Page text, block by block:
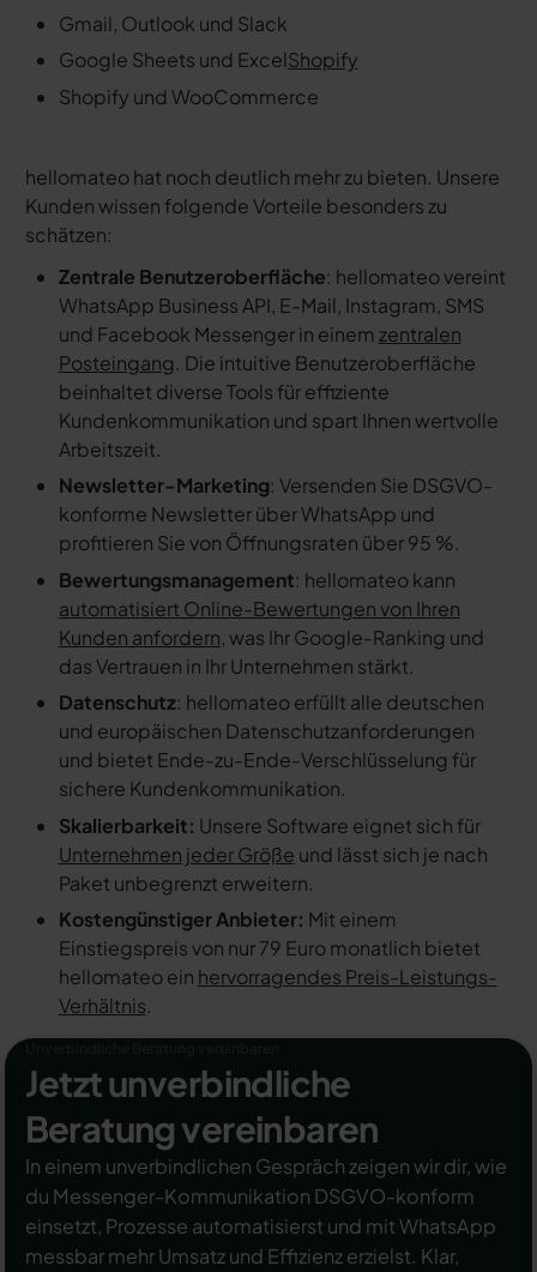
Gmail, Outlook und Slack
Google Sheets und ExcelShopify
Shopify und WooCommerce
hellomateo hat noch deutlich mehr zu bieten. Unsere
Kunden wissen folgende Vorteile besonders zu
schätzen:
Zentrale Benutzeroberfläche: hellomateo vereint
WhatsApp Business API, E-Mail, Instagram, SMS
und Facebook Messenger in einem zentralen
Posteingang. Die intuitive Benutzeroberfläche
beinhaltet diverse Tools für effiziente
Kundenkommunikation und spart Ihnen wertvolle
Arbeitszeit.
Newsletter-Marketing: Versenden Sie DSGVO-
konforme Newsletter über WhatsApp und
profitieren Sie von Öffnungsraten über 95 %.
Bewertungsmanagement: hellomateo kann
automatisiert Online-Bewertungen von Ihren
Kunden anfordern, was Ihr Google-Ranking und
das Vertrauen in Ihr Unternehmen stärkt.
Datenschutz: hellomateo erfüllt alle deutschen
und europäischen Datenschutzanforderungen
und bietet Ende-zu-Ende-Verschlüsselung für
sichere Kundenkommunikation.
Skalierbarkeit: Unsere Software eignet sich für
Unternehmen jeder Größe und lässt sich je nach
Paket unbegrenzt erweitern.
Kostengünstiger Anbieter: Mit einem
Einstiegspreis von nur 79 Euro monatlich bietet
hellomateo ein hervorragendes Preis-Leistungs-
Verhältnis.
Jetzt unverbindliche
Beratung vereinbaren
In einem unverbindlichen Gespräch zeigen wir dir, wie
du Messenger-Kommunikation DSGVO-konform
einsetzt, Prozesse automatisierst und mit WhatsApp
messbar mehr Umsatz und Effizienz erzielst. Klar,